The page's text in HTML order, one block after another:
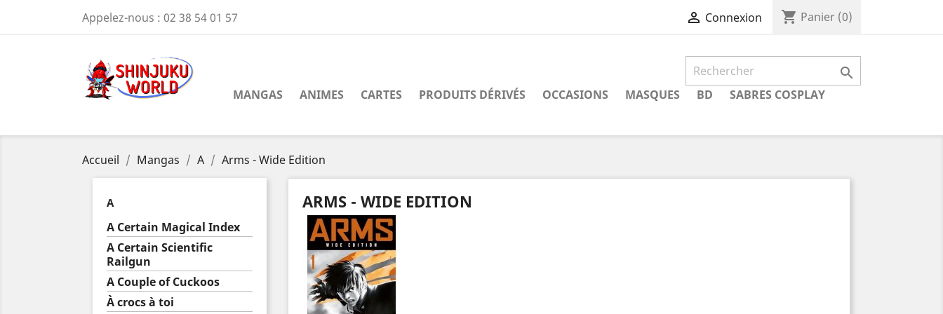
Appelez-nous : 02 38 54 01 57  Connexion shopping_cart Panier (0)

MANGAS ANIMES CARTES PRODUITS DÉRIVÉS OCCASIONS MASQUES BD SABRES COSPLAY
Accueil Mangas A Arms - Wide Edition
A
A Certain Magical Index
A Certain Scientific
Railgun
A Couple of Cuckoos
À crocs à toi
ARMS - WIDE EDITION